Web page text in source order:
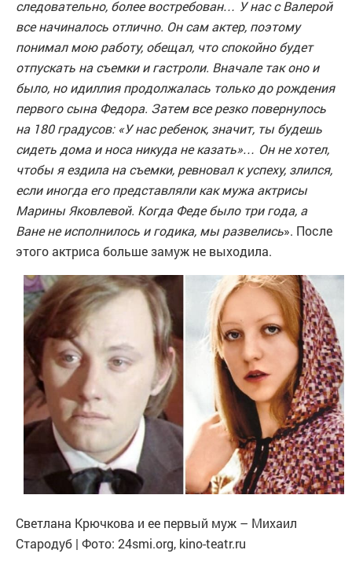
следовательно, более востребован… У нас с Валерой
все начиналось отлично. Он сам актер, поэтому
понимал мою работу, обещал, что спокойно будет
отпускать на съемки и гастроли. Вначале так оно и
было, но идиллия продолжалась только до рождения
первого сына Федора. Затем все резко повернулось
на 180 градусов: «У нас ребенок, значит, ты будешь
сидеть дома и носа никуда не казать»… Он не хотел,
чтобы я ездила на съемки, ревновал к успеху, злился,
если иногда его представляли как мужа актрисы
Марины Яковлевой. Когда Феде было три года, а
Ване не исполнилось и годика, мы развелись». После
этого актриса больше замуж не выходила.
Светлана Крючкова и ее первый муж – Михаил
Стародуб | Фото: 24smi.org, kino-teatr.ru